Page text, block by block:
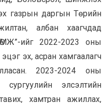
газрын даргын Төрийн
албан хаагчдад
ийг 2022-2023 оны
эх, асран хамгаалагч
2023-2024 оны
элсэлтийн
хамтран ажиллах,